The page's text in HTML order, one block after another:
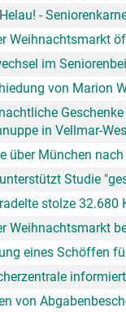
-
Weihnachtsmarkt
im
von Marion
in Vellmar-
über München
Studie
stolze 32.680
Weihnachtsmarkt
eines Schöffen
von